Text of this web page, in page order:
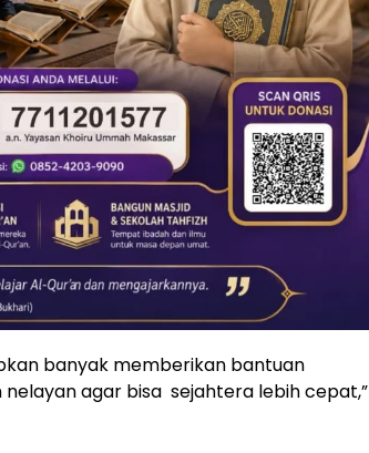
banyak memberikan bantuan
agar bisa sejahtera lebih cepat,”